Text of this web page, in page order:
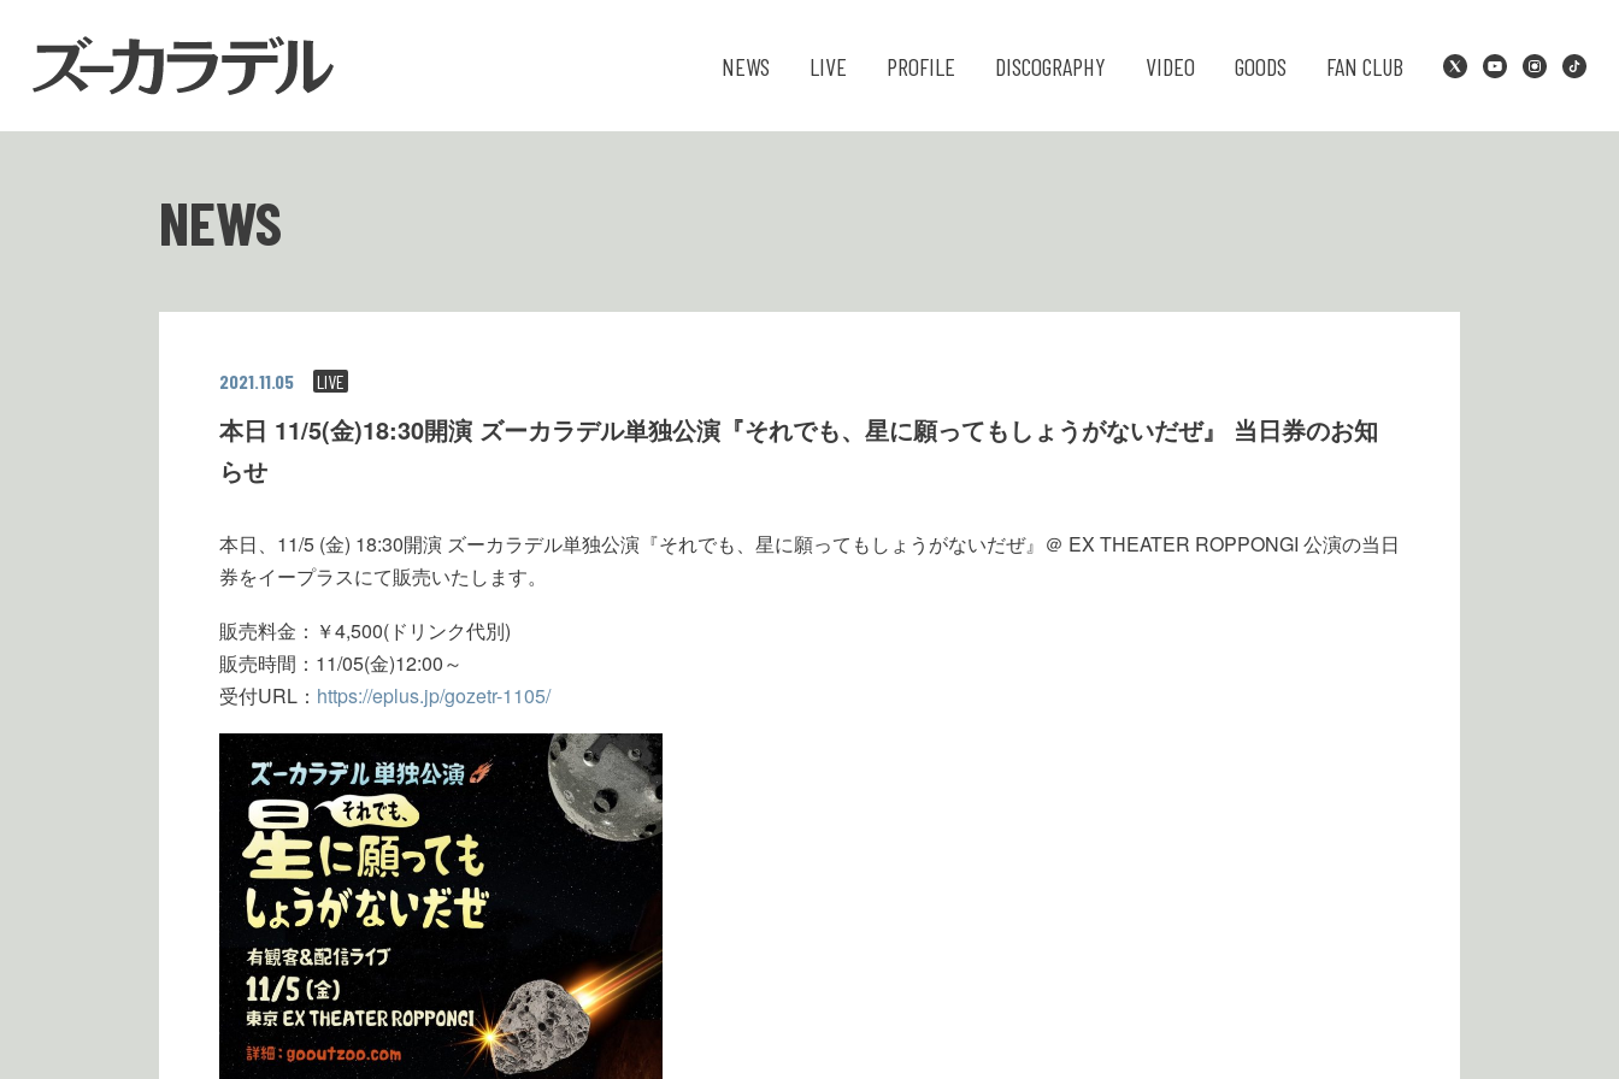
NEWS LIVE PROFILE DISCOGRAPHY VIDEO GOODS FAN CLUB
NEWS
2021.11.05 LIVE
本日 11/5(金)18:30開演 ズーカラデル単独公演『それでも、星に願ってもしょうがないだぜ』 当日券のお知
らせ
本日、11/5 (金) 18:30開演 ズーカラデル単独公演『それでも、星に願ってもしょうがないだぜ』＠ EX THEATER ROPPONGI 公演の当日
券をイープラスにて販売いたします。
販売料金：￥4,500(ドリンク代別)
販売時間：11/05(金)12:00～
受付URL： https://eplus.jp/gozetr-1105/